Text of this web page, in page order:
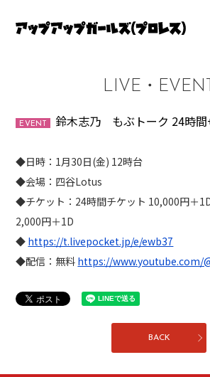
LIVE・EVENT
EVENT 鈴木志乃 もぶトーク 24時間
◆日時：1月30日(金) 12時台
◆会場：四谷Lotus
◆チケット：24時間チケット 10,000円＋
2,000円＋1D
◆ https://t.livepocket.jp/e/ewb37
◆配信：無料 https://www.youtube.com/
BACK